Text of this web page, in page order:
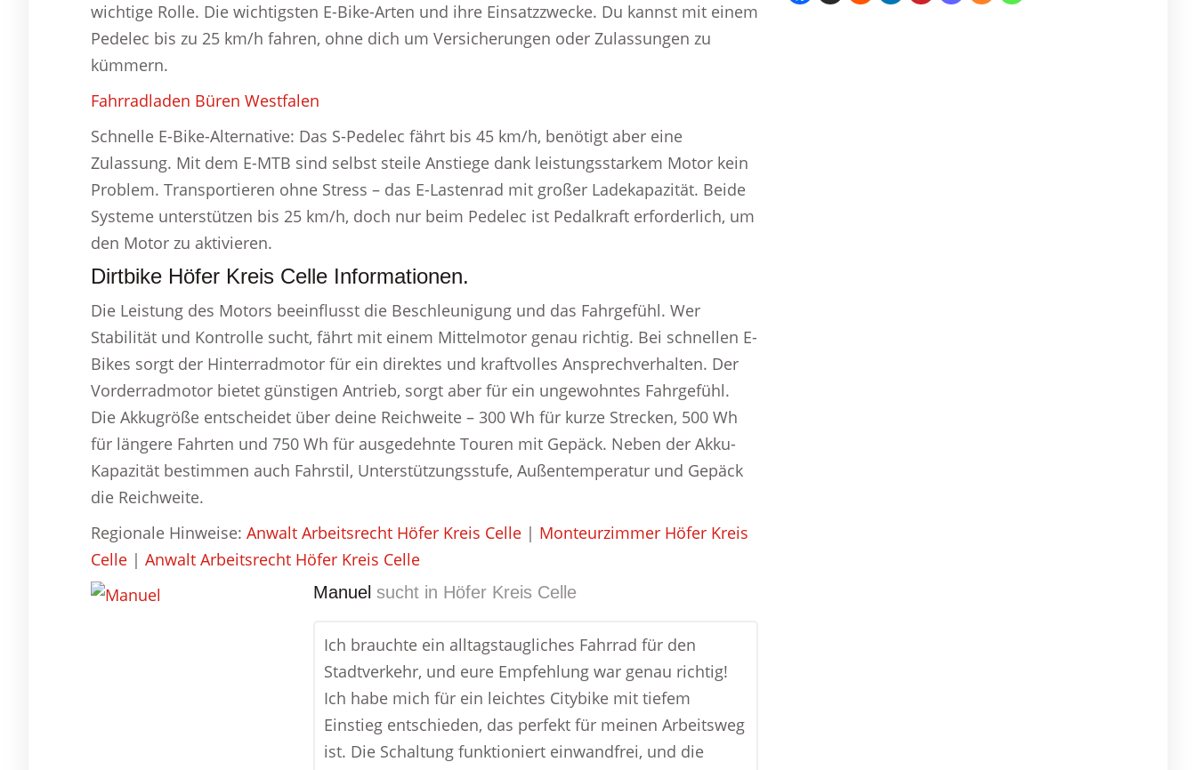
wichtige Rolle. Die wichtigsten E-Bike-Arten und ihre Einsatzzwecke. Du kannst mit einem
Pedelec bis zu 25 km/h fahren, ohne dich um Versicherungen oder Zulassungen zu
kümmern.
Fahrradladen Büren Westfalen
Schnelle E-Bike-Alternative: Das S-Pedelec fährt bis 45 km/h, benötigt aber eine
Zulassung. Mit dem E-MTB sind selbst steile Anstiege dank leistungsstarkem Motor kein
Problem. Transportieren ohne Stress – das E-Lastenrad mit großer Ladekapazität. Beide
Systeme unterstützen bis 25 km/h, doch nur beim Pedelec ist Pedalkraft erforderlich, um
den Motor zu aktivieren.
Dirtbike Höfer Kreis Celle Informationen.
Die Leistung des Motors beeinflusst die Beschleunigung und das Fahrgefühl. Wer
Stabilität und Kontrolle sucht, fährt mit einem Mittelmotor genau richtig. Bei schnellen E-
Bikes sorgt der Hinterradmotor für ein direktes und kraftvolles Ansprechverhalten. Der
Vorderradmotor bietet günstigen Antrieb, sorgt aber für ein ungewohntes Fahrgefühl.
Die Akkugröße entscheidet über deine Reichweite – 300 Wh für kurze Strecken, 500 Wh
für längere Fahrten und 750 Wh für ausgedehnte Touren mit Gepäck. Neben der Akku-
Kapazität bestimmen auch Fahrstil, Unterstützungsstufe, Außentemperatur und Gepäck
die Reichweite.
Regionale Hinweise: Anwalt Arbeitsrecht Höfer Kreis Celle | Monteurzimmer Höfer Kreis
Celle | Anwalt Arbeitsrecht Höfer Kreis Celle
Manuel sucht in Höfer Kreis Celle
Ich brauchte ein alltagstaugliches Fahrrad für den
Stadtverkehr, und eure Empfehlung war genau richtig!
Ich habe mich für ein leichtes Citybike mit tiefem
Einstieg entschieden, das perfekt für meinen Arbeitsweg
ist. Die Schaltung funktioniert einwandfrei, und die